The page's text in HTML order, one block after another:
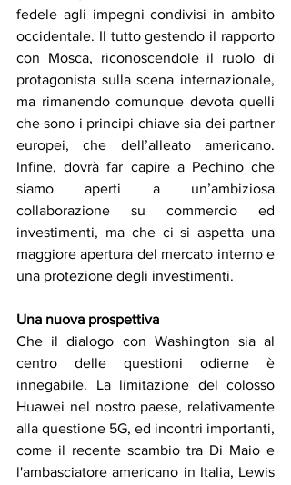
fedele agli impegni condivisi in ambito
occidentale. Il tutto gestendo il rapporto
con Mosca, riconoscendole il ruolo di
protagonista sulla scena internazionale,
ma rimanendo comunque devota quelli
che sono i principi chiave sia dei partner
europei, che dell’alleato americano.
Infine, dovrà far capire a Pechino che
siamo aperti a un’ambiziosa
collaborazione su commercio ed
investimenti, ma che ci si aspetta una
maggiore apertura del mercato interno e
una protezione degli investimenti.
Una nuova prospettiva
Che il dialogo con Washington sia al
centro delle questioni odierne è
innegabile. La limitazione del colosso
Huawei nel nostro paese, relativamente
alla questione 5G, ed incontri importanti,
come il recente scambio tra Di Maio e
l'ambasciatore americano in Italia, Lewis